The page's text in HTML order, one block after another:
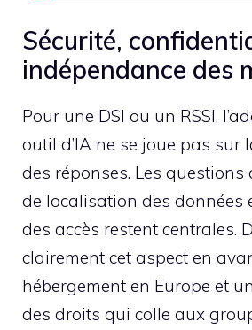
Sécurité,
indépendance des
Pour une DSI ou un RSSI,
outil d’IA ne se joue pas sur
des réponses. Les questions
de localisation des données
des accès restent centrales.
clairement cet aspect en
hébergement en Europe et
des droits qui colle aux